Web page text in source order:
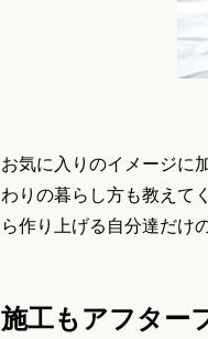
お気に入りのイメージに
わりの暮らし方も教えて
ら作り上げる自分達だけ
施工もアフター